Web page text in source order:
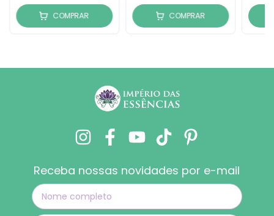
COMPRAR COMPRAR
Receba nossas novidades por e-mail